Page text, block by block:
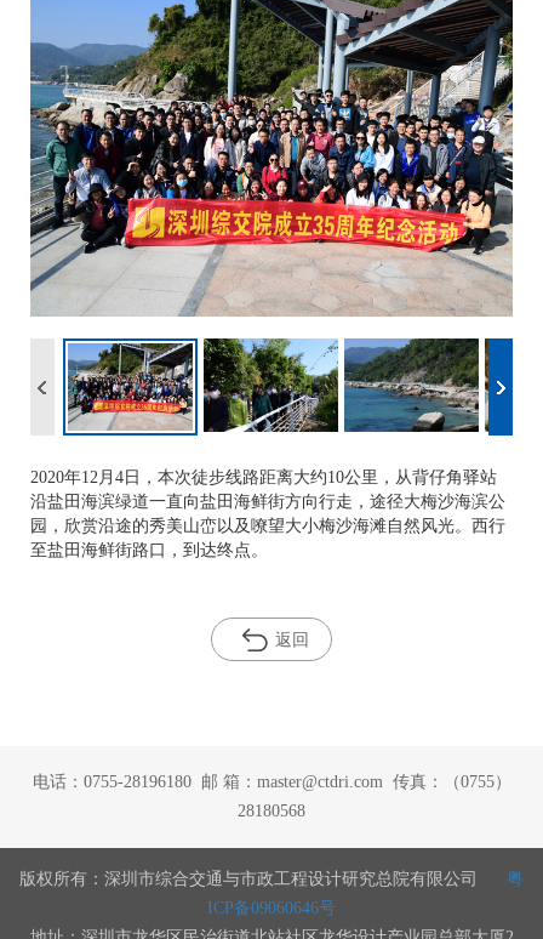
2020年12月4日，本次徒步线路距离大约10公里，从背仔角驿站
沿盐田海滨绿道一直向盐田海鲜街方向行走，途径大梅沙海滨公
园，欣赏沿途的秀美山峦以及嘹望大小梅沙海滩自然风光。西行
至盐田海鲜街路口，到达终点。
返回
电话：0755-28196180 邮 箱：master@ctdri.com 传真：（0755）
28180568
版权所有：深圳市综合交通与市政工程设计研究总院有限公司 粤
ICP备09060646号